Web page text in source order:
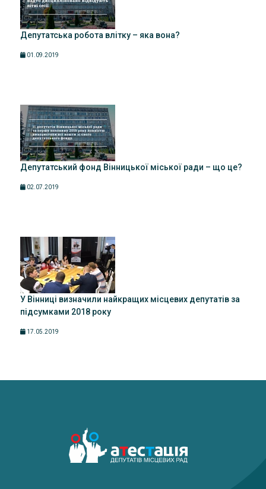
Депутатська робота влітку – яка вона?
01.09.2019
Депутатський фонд Вінницької міської ради – що це?
02.07.2019
У Вінниці визначили найкращих місцевих депутатів за
підсумками 2018 року
17.05.2019